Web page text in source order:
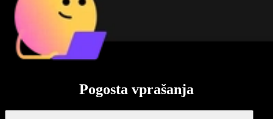
Pogosta vprašanja